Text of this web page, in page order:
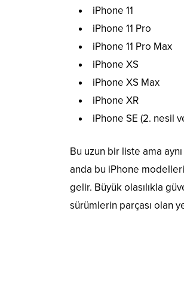
iPhone 11
iPhone 11 Pro
iPhone 11 Pro Max
iPhone XS
iPhone XS Max
iPhone XR
iPhone SE (2. nesil
Bu uzun bir liste ama
anda bu iPhone
gelir. Büyük olasılıkla
sürümlerin parçası olan